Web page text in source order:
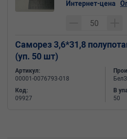
Саморез 3,6*31,8
(уп. 50 шт)
Артикул:
00001-0076793-018
Код:
09927
В
50
Интернет-цена